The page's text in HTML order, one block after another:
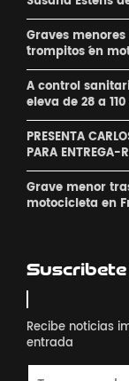
Graves
´trompitos ´en
A control
eleva de 28 a
PRESENTA
PARA ENTREGA-
Grave menor
motocicleta en
Recibe noticias
entrada